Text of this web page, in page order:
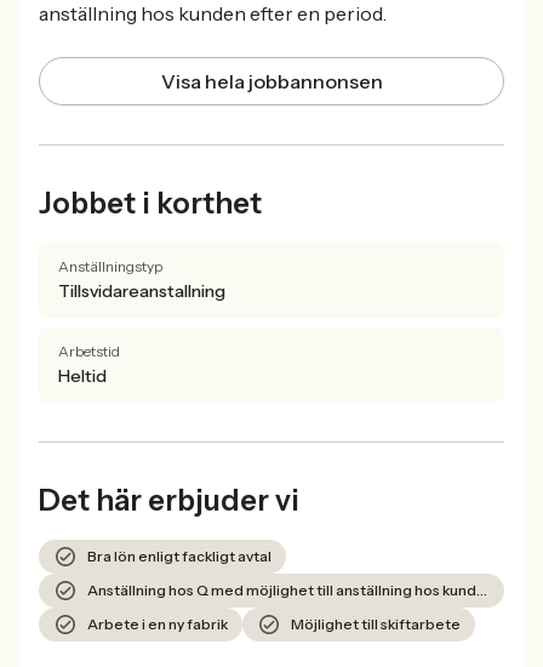
anställning hos kunden efter en period.
Visa hela jobbannonsen
Jobbet i korthet
Anställningstyp
Tillsvidareanstallning
Arbetstid
Heltid
Det här erbjuder vi
Bra lön enligt fackligt avtal
Anställning hos Q med möjlighet till anställning hos kunden
Arbete i en ny fabrik
Möjlighet till skiftarbete